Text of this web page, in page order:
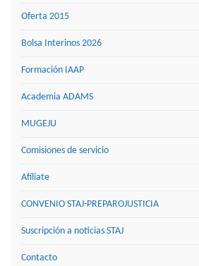
Oferta 2015
Bolsa Interinos 2026
Formación IAAP
Academia ADAMS
MUGEJU
Comisiones de servicio
Afíliate
CONVENIO STAJ-PREPAROJUSTICIA
Suscripción a noticias STAJ
Contacto